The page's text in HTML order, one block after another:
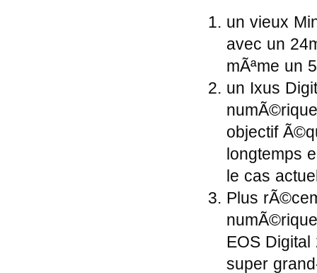
un vieux
avec un
mÃªme un
un Ixus
objectif
longtemps
le cas
Plus
EOS Digital
super